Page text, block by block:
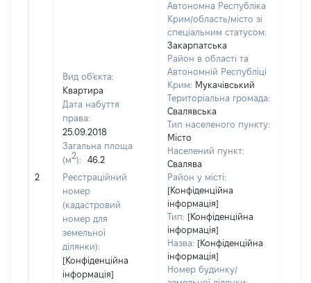
2
Вид об'єкта:
Квартира
Дата набуття
права:
25.09.2018
Загальна площа
(м2):
46.2
Реєстраційний
номер
(кадастровий
номер для
земельної
ділянки):
[Конфіденційна
інформація]
Автономна Республіка
Крим/область/місто зі
спеціальним статусом:
Закарпатська
Район в області та
Автономній Республіці
Крим: Мукачівський
Територіальна громада:
Свалявська
Тип населеного пункту:
Місто
Населений пункт:
Свалява
Район у місті:
[Конфіденційна
інформація]
Тип: [Конфіденційна
інформація]
Назва: [Конфіденційна
інформація]
Номер будинку/